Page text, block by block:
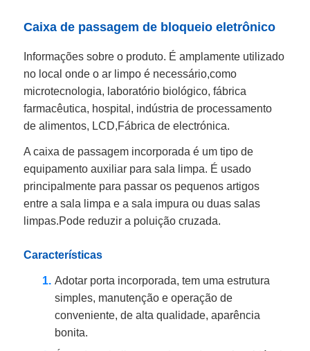
Caixa de passagem de bloqueio eletrônico
Informações sobre o produto. É amplamente utilizado
no local onde o ar limpo é necessário,como
microtecnologia, laboratório biológico, fábrica
farmacêutica, hospital, indústria de processamento
de alimentos, LCD,Fábrica de electrónica.
A caixa de passagem incorporada é um tipo de
equipamento auxiliar para sala limpa. É usado
principalmente para passar os pequenos artigos
entre a sala limpa e a sala impura ou duas salas
limpas.Pode reduzir a poluição cruzada.
Características
Adotar porta incorporada, tem uma estrutura
simples, manutenção e operação de
conveniente, de alta qualidade, aparência
bonita.